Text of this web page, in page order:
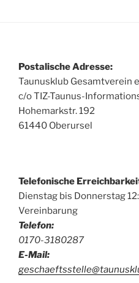
Postalische Adresse:
Taunusklub Gesamtverein
c/o TIZ-Taunus-
Hohemarkstr. 192
61440 Oberursel
Telefonische
Dienstag bis Donnerstag
Vereinbarung
Telefon:
0170-3180287
E-Mail: